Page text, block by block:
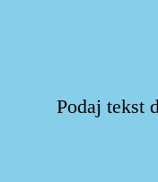
Podaj tekst